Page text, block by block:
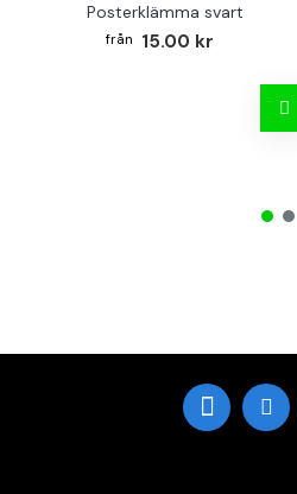
Posterklämma svart
15.00 kr